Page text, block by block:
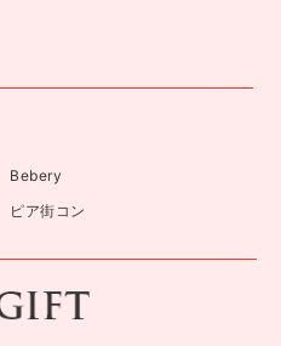
Bebery
ピア街コン